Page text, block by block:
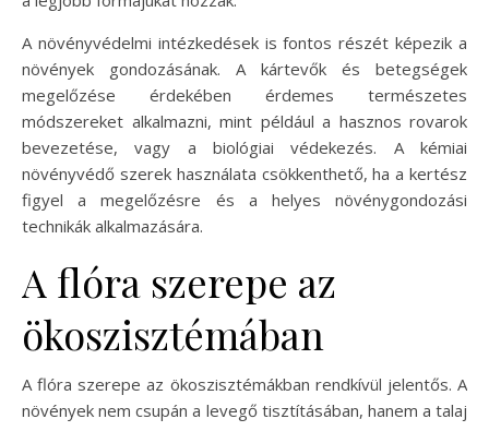
A növényvédelmi intézkedések is fontos részét képezik a
növények gondozásának. A kártevők és betegségek
megelőzése érdekében érdemes természetes
módszereket alkalmazni, mint például a hasznos rovarok
bevezetése, vagy a biológiai védekezés. A kémiai
növényvédő szerek használata csökkenthető, ha a kertész
figyel a megelőzésre és a helyes növénygondozási
technikák alkalmazására.
A flóra szerepe az
ökoszisztémában
A flóra szerepe az ökoszisztémákban rendkívül jelentős. A
növények nem csupán a levegő tisztításában, hanem a talaj